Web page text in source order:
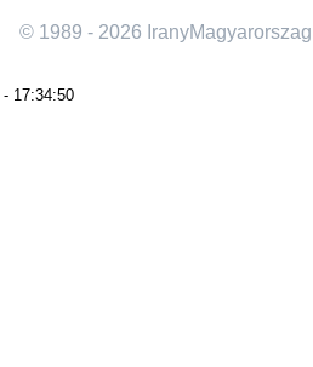
© 1989 - 2026
17:34:50